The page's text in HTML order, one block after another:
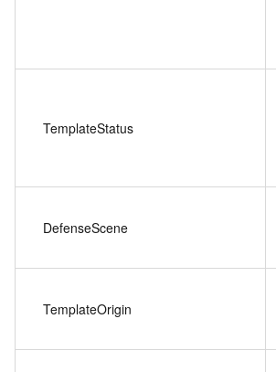
TemplateStatus
DefenseScene
TemplateOrigin